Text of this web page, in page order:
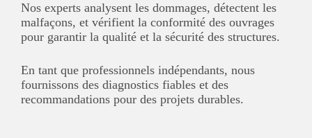
Nos experts analysent les dommages, détectent les
malfaçons, et vérifient la conformité des ouvrages
pour garantir la qualité et la sécurité des structures.
En tant que professionnels indépendants, nous
fournissons des diagnostics fiables et des
recommandations pour des projets durables.